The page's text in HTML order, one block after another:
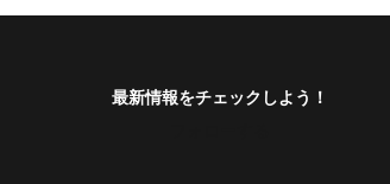
最新情報をチェックしよう！